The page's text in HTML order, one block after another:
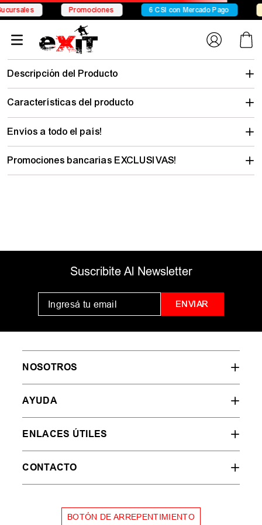
Conocé Chelsea Conocé Seven Sport Envío gratis desde
remera-
No encontramos lo que buscabas…
pero hay mucho para descubrir
MUJER HOMBRE NIÑOS
35 36 37 38